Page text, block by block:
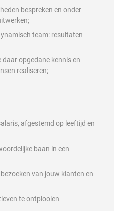
bespreken en onder
team: resultaten
daar opgedane kennis en
realiseren;
afgestemd op leeftijd en
baan in een
van jouw klanten en
te ontplooien